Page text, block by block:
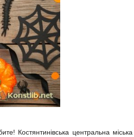
Костянтинівська центральна міська